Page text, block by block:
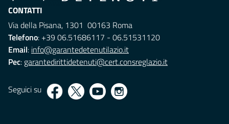
CONTATTI
Via della Pisana, 1301 00163 Roma
Telefono: +39 06.51686117 - 06.51531120
Email: info@garantedetenutilazio.it
Pec: garantedirittidetenuti@cert.consreglazio.it
Seguici su